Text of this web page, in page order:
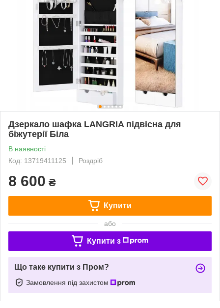
Дзеркало шафка LANGRIA підвісна для
біжутерії Біла
В наявності
Код: 13719411125
Роздріб
8 600 ₴
Купити
або
Купити з
Що таке купити з Пром?
Замовлення під захистом